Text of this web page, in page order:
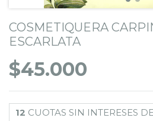
COSMETIQUERA
ESCARLATA
$45.000
12 CUOTAS SIN INTERESES